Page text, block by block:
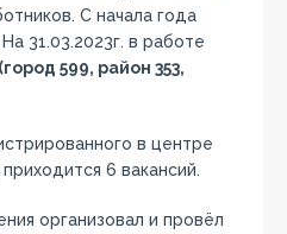
С начала года
31.03.2023г. в работе
599, район 353,
в центре
6 вакансий.
организовал и провёл